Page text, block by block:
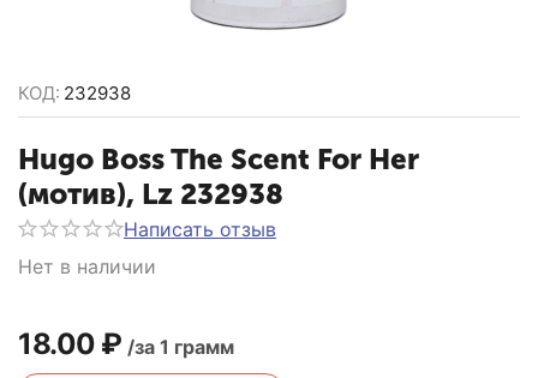
КОД: 232938
Hugo Boss The Scent For Her
(мотив), Lz 232938
Написать отзыв
Нет в наличии
18.00 ₽ /за 1 грамм